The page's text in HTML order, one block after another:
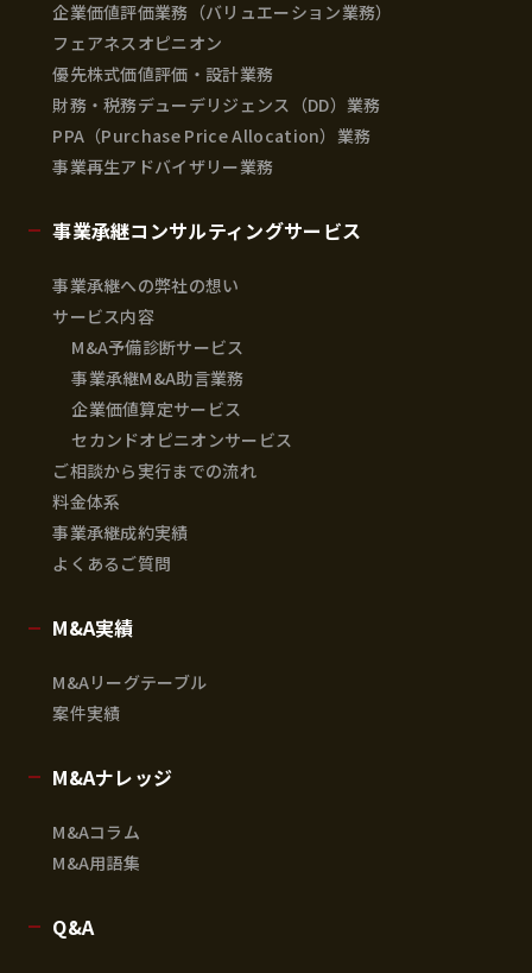
企業価値評価業務（バリュエーション業務）
フェアネスオピニオン
優先株式価値評価・設計業務
財務・税務デューデリジェンス（DD）業務
PPA（Purchase Price Allocation）業務
事業再生アドバイザリー業務
事業承継コンサルティングサービス
事業承継への弊社の想い
サービス内容
M&A予備診断サービス
事業承継M&A助言業務
企業価値算定サービス
セカンドオピニオンサービス
ご相談から実行までの流れ
料金体系
事業承継成約実績
よくあるご質問
M&A実績
M&Aリーグテーブル
案件実績
M&Aナレッジ
M&Aコラム
M&A用語集
Q&A